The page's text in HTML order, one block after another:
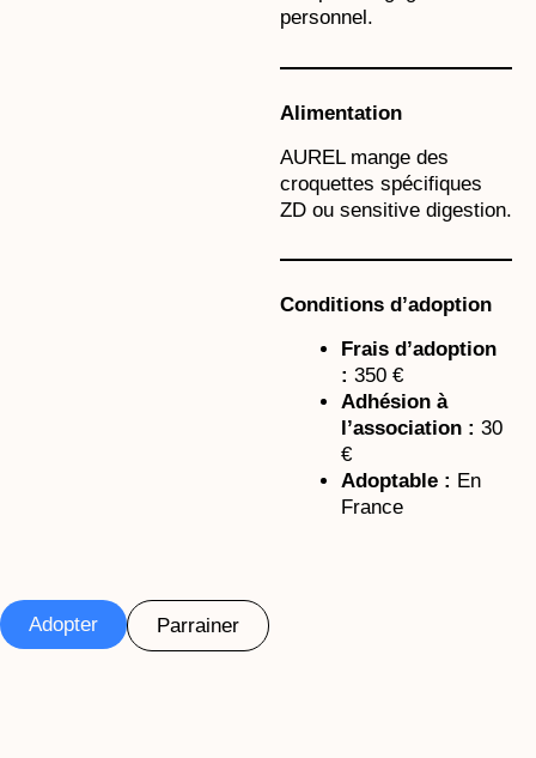
personnel.
Alimentation
AUREL mange des
croquettes spécifiques
ZD ou sensitive digestion.
Conditions d’adoption
Frais d’adoption
: 350 €
Adhésion à
l’association : 30
€
Adoptable : En
France
Adopter Parrainer